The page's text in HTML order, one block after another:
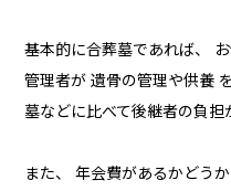
基本的に合葬墓であれば、
管理者が 遺骨の管理や供養
墓などに比べて後継者の負担
また、 年会費があるかどう